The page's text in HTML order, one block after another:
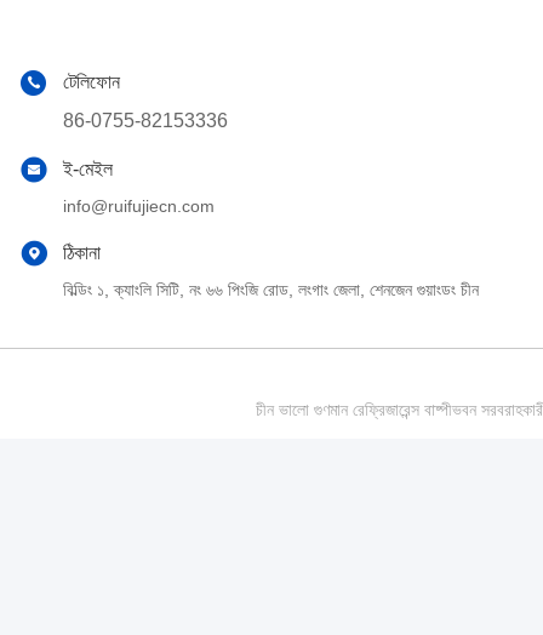
টেলিফোন
86-0755-82153336
ই-মেইল
info@ruifujiecn.com
ঠিকানা
বিল্ডিং ১, ক্যাংলি সিটি, নং ৬৬ পিংজি রোড, লংগাং জেলা, শেনজেন গুয়াংডং চীন
চীন ভালো গুণমান রেফ্রিজারেন্স বাষ্পীভবন